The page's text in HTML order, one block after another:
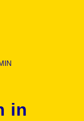
in